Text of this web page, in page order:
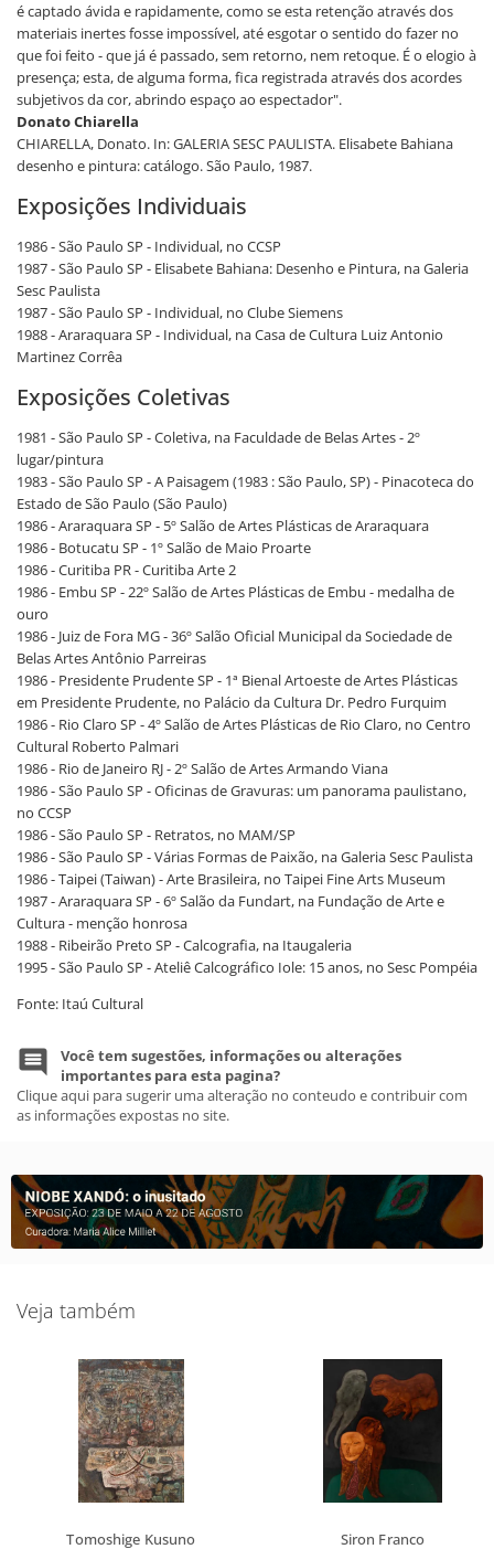
é captado ávida e rapidamente, como se esta retenção através dos
materiais inertes fosse impossível, até esgotar o sentido do fazer no
que foi feito - que já é passado, sem retorno, nem retoque. É o elogio à
presença; esta, de alguma forma, fica registrada através dos acordes
subjetivos da cor, abrindo espaço ao espectador".
Donato Chiarella
CHIARELLA, Donato. In: GALERIA SESC PAULISTA. Elisabete Bahiana
desenho e pintura: catálogo. São Paulo, 1987.
Exposições Individuais
1986 - São Paulo SP - Individual, no CCSP
1987 - São Paulo SP - Elisabete Bahiana: Desenho e Pintura, na Galeria
Sesc Paulista
1987 - São Paulo SP - Individual, no Clube Siemens
1988 - Araraquara SP - Individual, na Casa de Cultura Luiz Antonio
Martinez Corrêa
Exposições Coletivas
1981 - São Paulo SP - Coletiva, na Faculdade de Belas Artes - 2º
lugar/pintura
1983 - São Paulo SP - A Paisagem (1983 : São Paulo, SP) - Pinacoteca do
Estado de São Paulo (São Paulo)
1986 - Araraquara SP - 5º Salão de Artes Plásticas de Araraquara
1986 - Botucatu SP - 1º Salão de Maio Proarte
1986 - Curitiba PR - Curitiba Arte 2
1986 - Embu SP - 22º Salão de Artes Plásticas de Embu - medalha de
ouro
1986 - Juiz de Fora MG - 36º Salão Oficial Municipal da Sociedade de
Belas Artes Antônio Parreiras
1986 - Presidente Prudente SP - 1ª Bienal Artoeste de Artes Plásticas
em Presidente Prudente, no Palácio da Cultura Dr. Pedro Furquim
1986 - Rio Claro SP - 4º Salão de Artes Plásticas de Rio Claro, no Centro
Cultural Roberto Palmari
1986 - Rio de Janeiro RJ - 2º Salão de Artes Armando Viana
1986 - São Paulo SP - Oficinas de Gravuras: um panorama paulistano,
no CCSP
1986 - São Paulo SP - Retratos, no MAM/SP
1986 - São Paulo SP - Várias Formas de Paixão, na Galeria Sesc Paulista
1986 - Taipei (Taiwan) - Arte Brasileira, no Taipei Fine Arts Museum
1987 - Araraquara SP - 6º Salão da Fundart, na Fundação de Arte e
Cultura - menção honrosa
1988 - Ribeirão Preto SP - Calcografia, na Itaugaleria
1995 - São Paulo SP - Ateliê Calcográfico Iole: 15 anos, no Sesc Pompéia
Fonte: Itaú Cultural
Você tem sugestões, informações ou alterações
importantes para esta pagina?
Clique aqui para sugerir uma alteração no conteudo e contribuir com
as informações expostas no site.
Veja também
Tomoshige Kusuno
Siron Franco